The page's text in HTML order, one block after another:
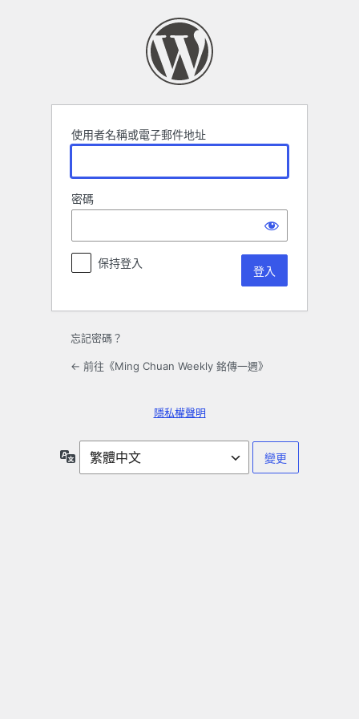
使用者名稱或電子郵件地址
密碼
保持登入
忘記密碼？
← 前往《Ming Chuan Weekly 銘傳一週》
隱私權聲明
言